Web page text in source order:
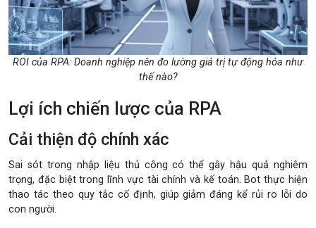
ROI của RPA: Doanh nghiệp nên đo lường giá trị tự động hóa như
thế nào?
Lợi ích chiến lược của RPA
Cải thiện độ chính xác
Sai sót trong nhập liệu thủ công có thể gây hậu quả nghiêm
trọng, đặc biệt trong lĩnh vực tài chính và kế toán. Bot thực hiện
thao tác theo quy tắc cố định, giúp giảm đáng kể rủi ro lỗi do
con người.